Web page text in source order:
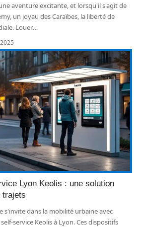
aventure excitante, et lorsqu'il s'agit de
un joyau des Caraïbes, la liberté de
Louer…
Lyon Keolis : une solution
trajets
s'invite dans la mobilité urbaine avec
service Keolis à Lyon. Ces dispositifs